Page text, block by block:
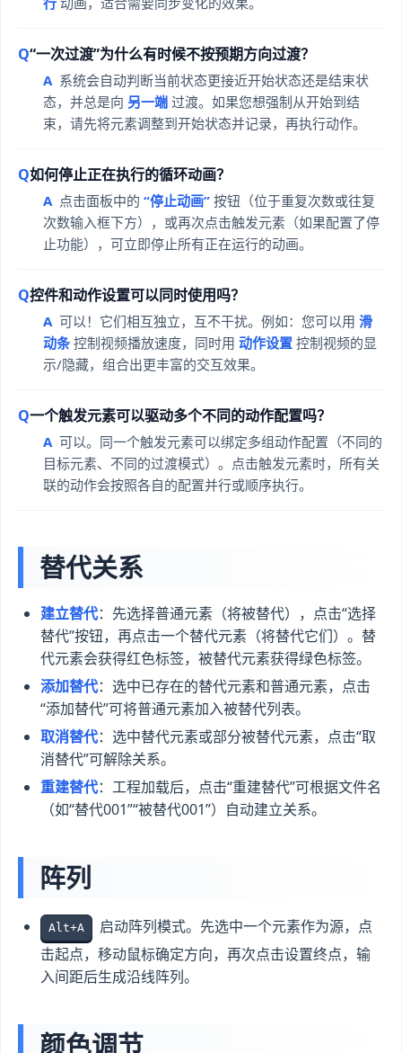
“一次过渡”为什么有时候不按预期方向过渡？
系统会自动判断当前状态更接近开始状态还是结束状
态，并总是向 另一端 过渡。如果您想强制从开始到结
束，请先将元素调整到开始状态并记录，再执行动作。
如何停止正在执行的循环动画？
点击面板中的 “停止动画” 按钮（位于重复次数或往复
次数输入框下方），或再次点击触发元素（如果配置了停
止功能），可立即停止所有正在运行的动画。
控件和动作设置可以同时使用吗？
可以！它们相互独立，互不干扰。例如：您可以用 滑
动条控制视频播放速度，同时用 动作设置 控制视频的显
示/隐藏，组合出更丰富的交互效果。
一个触发元素可以驱动多个不同的动作配置吗？
可以。同一个触发元素可以绑定多组动作配置（不同的
目标元素、不同的过渡模式）。点击触发元素时，所有关
联的动作会按照各自的配置并行或顺序执行。
替代关系
建立替代：先选择普通元素（将被替代），点击“选择
替代”按钮，再点击一个替代元素（将替代它们）。替
代元素会获得红色标签，被替代元素获得绿色标签。
添加替代：选中已存在的替代元素和普通元素，点击
“添加替代”可将普通元素加入被替代列表。
取消替代：选中替代元素或部分被替代元素，点击“取
消替代”可解除关系。
重建替代：工程加载后，点击“重建替代”可根据文件名
（如“替代001”“被替代001”）自动建立关系。
阵列
Alt+A
启动阵列模式。先选中一个元素作为源，点
击起点，移动鼠标确定方向，再次点击设置终点，输
入间距后生成沿线阵列。
颜色调节